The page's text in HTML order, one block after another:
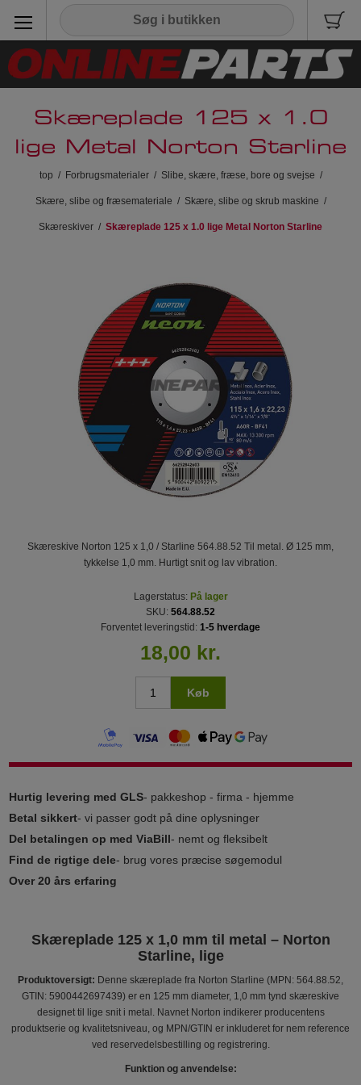
Skæreplade 125 x 1.0
lige Metal Norton Starline
top / Forbrugsmaterialer / Slibe, skære, fræse, bore og svejse /
Skære, slibe og fræsemateriale / Skære, slibe og skrub maskine /
Skæreskiver / Skæreplade 125 x 1.0 lige Metal Norton Starline
Skæreskive Norton 125 x 1,0 / Starline 564.88.52 Til metal. Ø 125 mm,
tykkelse 1,0 mm. Hurtigt snit og lav vibration.
Lagerstatus: På lager
SKU: 564.88.52
Forventet leveringstid: 1-5 hverdage
18,00 kr.
Køb
Hurtig levering med GLS- pakkeshop - firma - hjemme
Betal sikkert- vi passer godt på dine oplysninger
Del betalingen op med ViaBill- nemt og fleksibelt
Find de rigtige dele- brug vores præcise søgemodul
Over 20 års erfaring
Skæreplade 125 x 1,0 mm til metal – Norton
Starline, lige
Produktoversigt: Denne skæreplade fra Norton Starline (MPN: 564.88.52,
GTIN: 5900442697439) er en 125 mm diameter, 1,0 mm tynd skæreskive
designet til lige snit i metal. Navnet Norton indikerer producentens
produktserie og kvalitetsniveau, og MPN/GTIN er inkluderet for nem reference
ved reservedelsbestilling og registrering.
Funktion og anvendelse: